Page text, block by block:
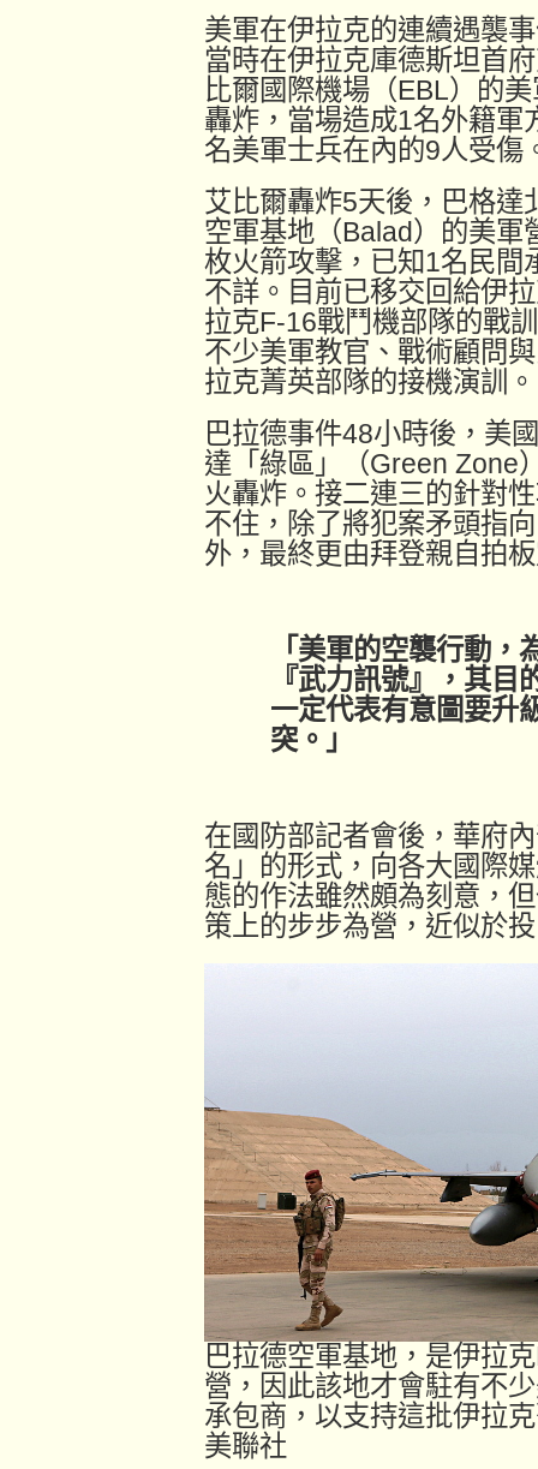
美軍在伊拉克的連續遇襲
當時在伊拉克庫德斯坦首
比爾國際機場（EBL）的
轟炸，當場造成1名外籍軍
名美軍士兵在內的9人受傷
艾比爾轟炸5天後，巴格
空軍基地（Balad）的美
枚火箭攻擊，已知1名民間
不詳。目前已移交回給伊
拉克F-16戰鬥機部隊的戰
不少美軍教官、戰術顧問
拉克菁英部隊的接機演訓。
巴拉德事件48小時後，美
達「綠區」（Green Zone
火轟炸。接二連三的針對
不住，除了將犯案矛頭指
外，最終更由拜登親自拍
「美軍的空襲行動
『武力訊號』，其
一定代表有意圖要升
突。」
在國防部記者會後，華府
名」的形式，向各大國際
態的作法雖然頗為刻意，
策上的步步為營，近似於
巴拉德空軍基地，是伊拉
營，因此該地才會駐有不
承包商，以支持這批伊拉
美聯社